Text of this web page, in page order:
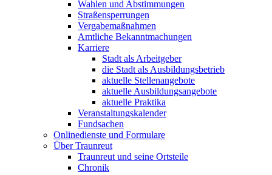
Wahlen und Abstimmungen
Straßensperrungen
Vergabemaßnahmen
Amtliche Bekanntmachungen
Karriere
Stadt als Arbeitgeber
die Stadt als Ausbildungsbetrieb
aktuelle Stellenangebote
aktuelle Ausbildungsangebote
aktuelle Praktika
Veranstaltungskalender
Fundsachen
Onlinedienste und Formulare
Über Traunreut
Traunreut und seine Ortsteile
Chronik